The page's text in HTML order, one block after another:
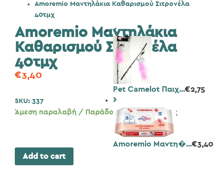
Amoremio Μαντηλάκια Καθαρισμού Σιτρονέλα
40τμχ
Pet Camelot Παιχ...€2,75
Amoremio Μαντη�...€3,40
Amoremio Μαντηλάκια
Καθαρισμού Σιτρονέλα
40τμχ
€3,40
SKU: 337
Άμεση παραλαβή / Παράδοση 1 έως 3 ημέρες
Add to cart